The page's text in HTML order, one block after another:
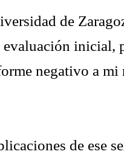
de
evaluación inicial,
negativo a mi
de ese